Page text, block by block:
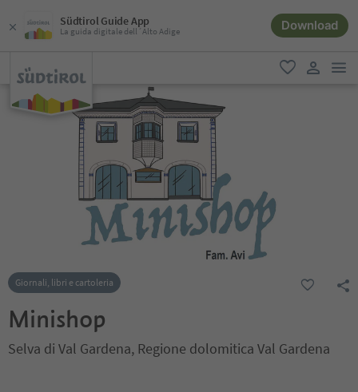
Südtirol Guide App
La guida digitale dell´Alto Adige Download
favoriti
Giornali, libri e cartoleria
Minishop
Selva di Val Gardena, Regione dolomitica Val Gardena